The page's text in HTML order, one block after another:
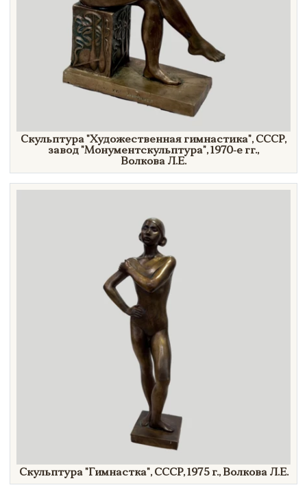
Скульптура"Художественная гимнастика", СССР,
завод"Монументскульптура",1970-е гг.,
Волкова Л.Е.
Скульптура"Гимнастка",СССР,1975 г., Волкова Л.Е.